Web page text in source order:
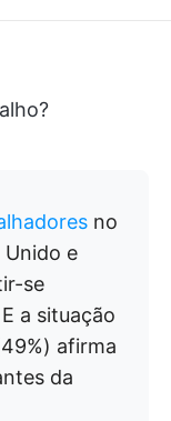
no
Unido e
se
a situação
afirma
da